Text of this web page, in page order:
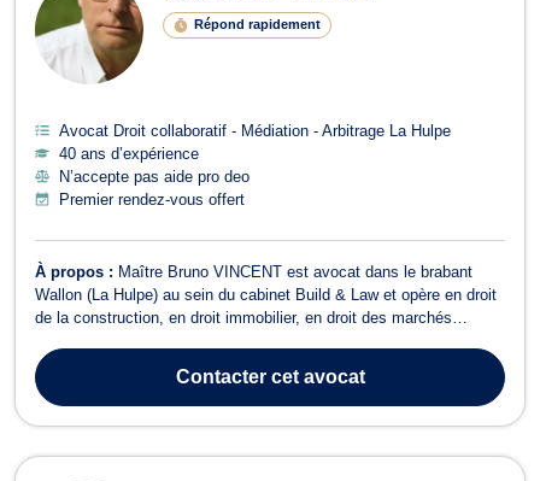
Répond rapidement
Avocat Droit collaboratif - Médiation - Arbitrage La Hulpe
40 ans d’expérience
N’accepte pas aide pro deo
Premier rendez-vous offert
À propos : Maître Bruno VINCENT est avocat dans le brabant
Wallon (La Hulpe) au sein du cabinet Build & Law et opère en droit
de la construction, en droit immobilier, en droit des marchés
relevant de la copropriété, de la construction, des baux
d'habitations, de...
Contactercet avocat